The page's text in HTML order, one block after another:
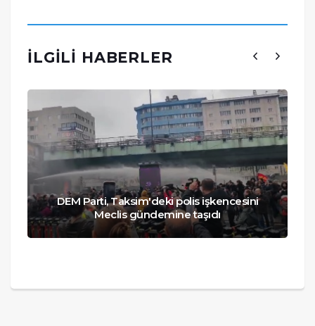
İLGILI HABERLER
DEM Parti, Taksim'deki polis işkencesini
Meclis gündemine taşıdı